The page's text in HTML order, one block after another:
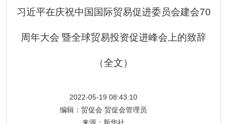
习近平在庆祝中国国际贸易促进委员会建会70
周年大会 暨全球贸易投资促进峰会上的致辞
（全文）
2022-05-19 08:43:10
编辑： 贸促会 贸促会管理员